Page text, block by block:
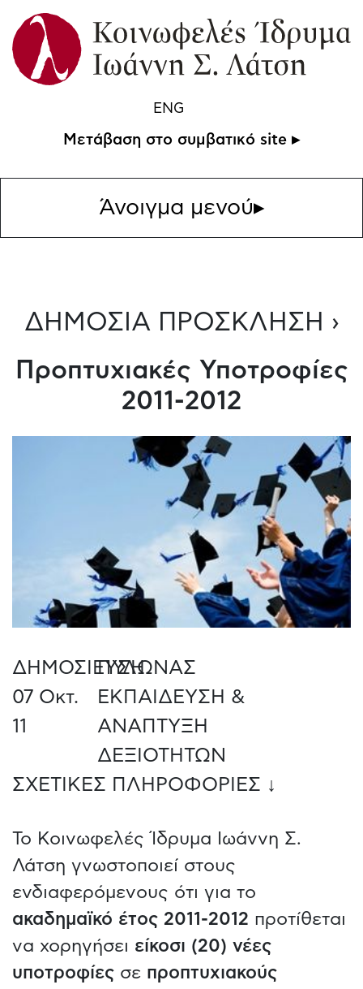
ENG
Μετάβαση στο συμβατικό site ▸
Άνοιγμα μενού▸
ΔΗΜΟΣΙΑ ΠΡΟΣΚΛΗΣΗ ›
Προπτυχιακές Υποτροφίες
2011-2012
ΔΗΜΟΣΙΕΥΣΗ
07 Οκτ.
11
ΠΥΛΩΝΑΣ
ΕΚΠΑΙΔΕΥΣΗ &
ΑΝΑΠΤΥΞΗ
ΔΕΞΙΟΤΗΤΩΝ
ΣΧΕΤΙΚΕΣ ΠΛΗΡΟΦΟΡΙΕΣ ↓
Το Κοινωφελές Ίδρυμα Ιωάννη Σ.
Λάτση γνωστοποιεί στους
ενδιαφερόμενους ότι για το
ακαδημαϊκό έτος 2011-2012 προτίθεται
να χορηγήσει είκοσι (20) νέες
υποτροφίες σε προπτυχιακούς